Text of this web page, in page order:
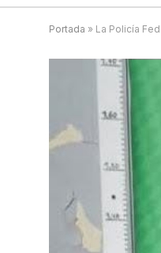
Portada » La Policía